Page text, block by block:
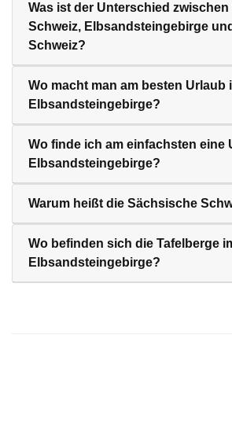
Was ist der Unterschied
Schweiz, Elbsandsteingebirge
Schweiz?
Wo macht man am besten Urlaub
Elbsandsteingebirge?
Wo finde ich am einfachsten eine
Elbsandsteingebirge?
Warum heißt die Sächsische
Wo befinden sich die Tafelberge
Elbsandsteingebirge?